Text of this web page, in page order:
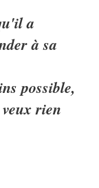
a
à sa
possible,
rien